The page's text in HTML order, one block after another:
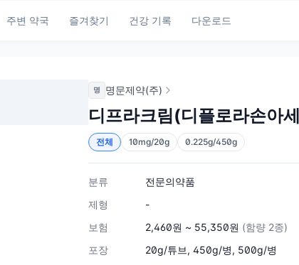
주변 약국 즐겨찾기 건강 기록 다운로드
명 명문제약(주)
디프라크림(디플로라손아
전체 10mg/20g 0.225g/450g
분류
전문의약품
제형
-
보험
2,460원 ~ 55,350원 (함량 2종)
포장
20g/튜브, 450g/병, 500g/병